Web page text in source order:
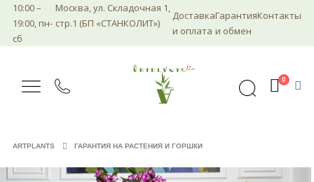
10:00 –
19:00, пн-
сб
Москва, ул. Складочная 1,
стр.1 (БП «СТАНКОЛИТ»)
Доставка
и оплата
Гарантия
и обмен
Контакты
0
ARTPLANTS ГАРАНТИЯ НА РАСТЕНИЯ И ГОРШКИ